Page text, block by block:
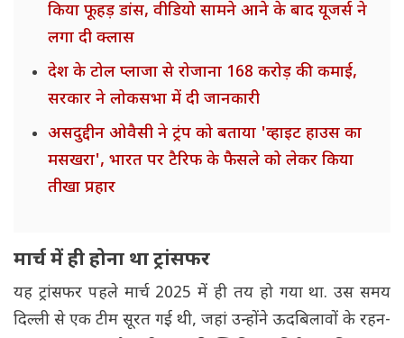
किया फूहड़ डांस, वीडियो सामने आने के बाद यूजर्स ने
लगा दी क्लास
देश के टोल प्लाजा से रोजाना 168 करोड़ की कमाई,
सरकार ने लोकसभा में दी जानकारी
असदुद्दीन ओवैसी ने ट्रंप को बताया 'व्हाइट हाउस का
मसखरा', भारत पर टैरिफ के फैसले को लेकर किया
तीखा प्रहार
मार्च में ही होना था ट्रांसफर
यह ट्रांसफर पहले मार्च 2025 में ही तय हो गया था. उस समय
दिल्ली से एक टीम सूरत गई थी, जहां उन्होंने ऊदबिलावों के रहन-